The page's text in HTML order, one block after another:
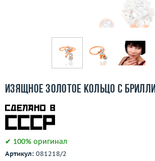
3D-тур по шоуруму
Изящное золотое кольцо с
✔ 100% оригинал
Артикул: 081218/2